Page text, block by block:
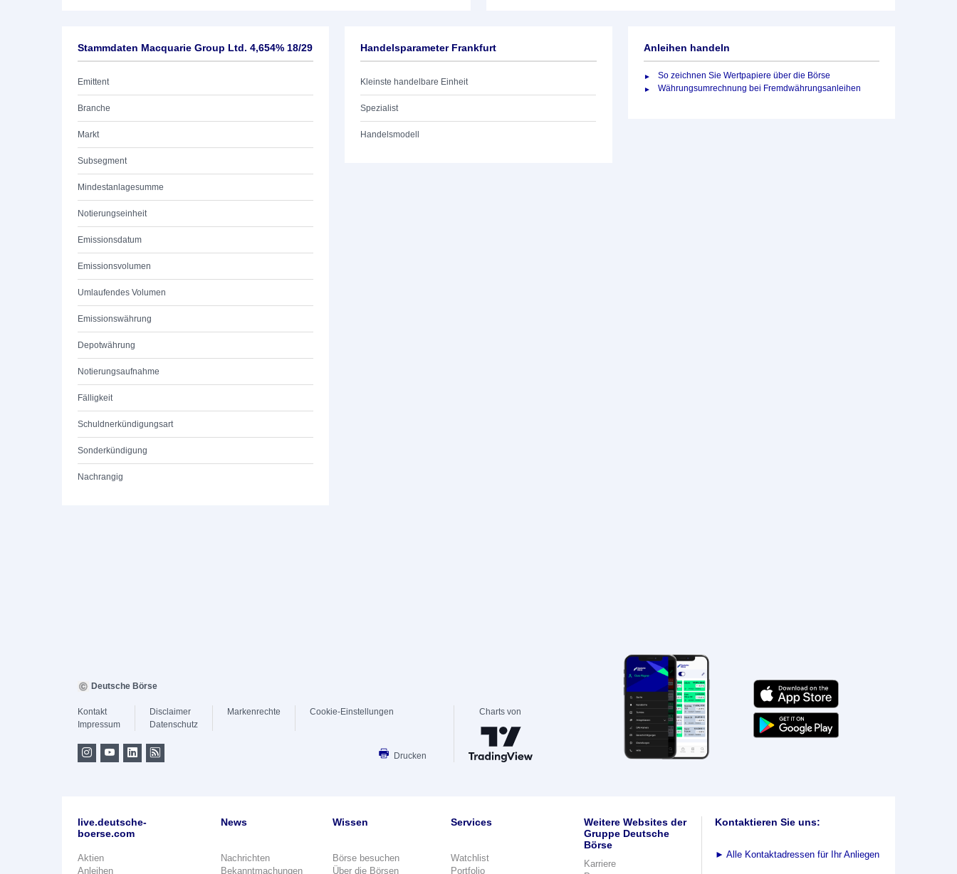
Stammdaten Macquarie Group Ltd. 4,654% 18/29
Emittent
Branche
Markt
Subsegment
Mindestanlagesumme
Notierungseinheit
Emissionsdatum
Emissionsvolumen
Umlaufendes Volumen
Emissionswährung
Depotwährung
Notierungsaufnahme
Fälligkeit
Schuldnerkündigungsart
Sonderkündigung
Nachrangig
Handelsparameter Frankfurt
Kleinste handelbare Einheit
Spezialist
Handelsmodell
Anleihen handeln
So zeichnen Sie Wertpapiere über die Börse
Währungsumrechnung bei Fremdwährungsanleihen
Deutsche Börse
Kontakt
Impressum
Disclaimer
Datenschutz
Markenrechte Cookie-Einstellungen
Drucken
Charts von
live.deutsche-
boerse.com
Aktien
Anleihen
News
Nachrichten
Bekanntmachungen
Wissen
Börse besuchen
Über die Börsen
Services
Watchlist
Portfolio
Weitere Websites der
Gruppe Deutsche
Börse
Karriere
Kontaktieren Sie uns:
► Alle Kontaktadressen für Ihr Anliegen